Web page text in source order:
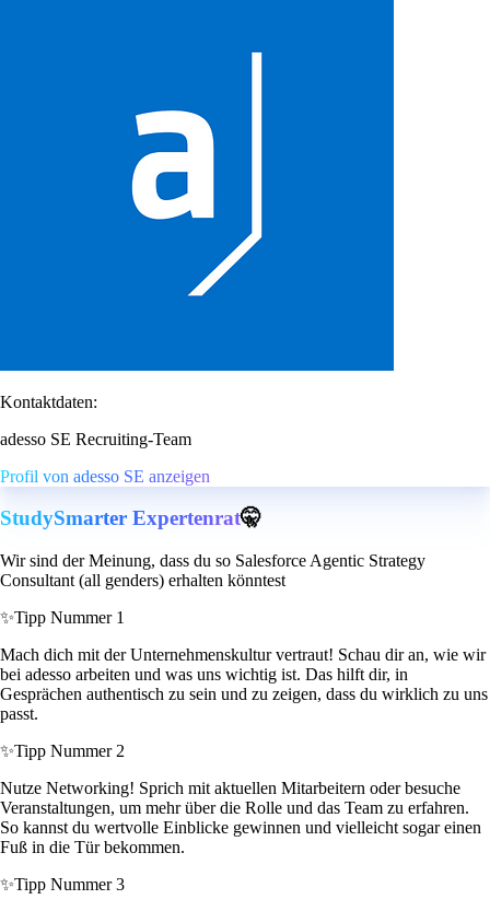
Kontaktdaten:
adesso SE Recruiting-Team
Profil von adesso SE anzeigen
StudySmarter Expertenrat🤫
Wir sind der Meinung, dass du so Salesforce Agentic Strategy
Consultant (all genders) erhalten könntest
✨Tipp Nummer 1
Mach dich mit der Unternehmenskultur vertraut! Schau dir an, wie wir
bei adesso arbeiten und was uns wichtig ist. Das hilft dir, in
Gesprächen authentisch zu sein und zu zeigen, dass du wirklich zu uns
passt.
✨Tipp Nummer 2
Nutze Networking! Sprich mit aktuellen Mitarbeitern oder besuche
Veranstaltungen, um mehr über die Rolle und das Team zu erfahren.
So kannst du wertvolle Einblicke gewinnen und vielleicht sogar einen
Fuß in die Tür bekommen.
✨Tipp Nummer 3